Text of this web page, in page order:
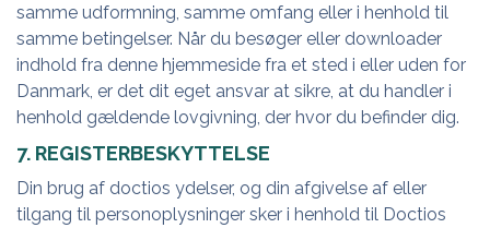
samme udformning, samme omfang eller i henhold til
samme betingelser. Når du besøger eller downloader
indhold fra denne hjemmeside fra et sted i eller uden for
Danmark, er det dit eget ansvar at sikre, at du handler i
henhold gældende lovgivning, der hvor du befinder dig.
7. REGISTERBESKYTTELSE
Din brug af doctios ydelser, og din afgivelse af eller
tilgang til personoplysninger sker i henhold til Doctios